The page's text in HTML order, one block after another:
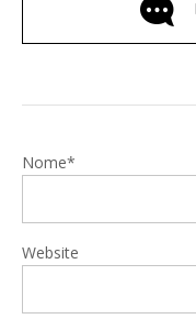
Nome*
Website